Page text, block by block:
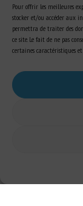
Pour offrir les meilleures
stocker et/ou accéder aux
permettra de traiter des
ce site. Le fait de ne pas
certaines caractéristiques